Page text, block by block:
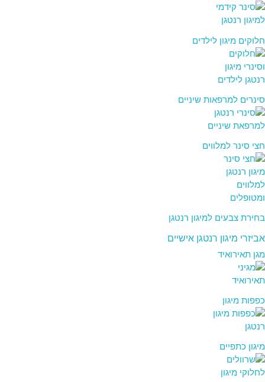
חלוקים מיגון לילדים
סינרים למרפאות שיניים
חצי סינר למלווים
בחירת צבעים למיגון רנטגן
אביזרי מיגון רנטגן אישיים
מגן תאירואיד
כפפות מיגון
מיגון כתפיים